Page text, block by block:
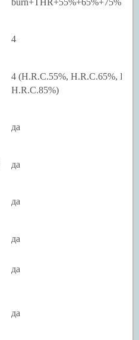
4
4 (H.R.C.55%, H.R.C.65%,
H.R.C.85%)
да
да
да
да
да
да